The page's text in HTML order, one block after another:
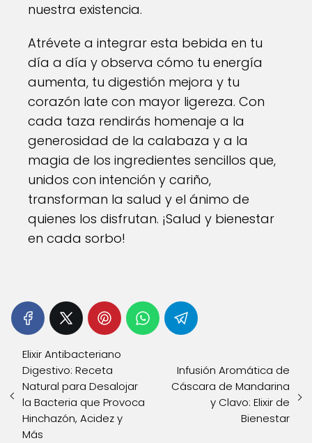
nuestra existencia.
Atrévete a integrar esta bebida en tu
día a día y observa cómo tu energía
aumenta, tu digestión mejora y tu
corazón late con mayor ligereza. Con
cada taza rendirás homenaje a la
generosidad de la calabaza y a la
magia de los ingredientes sencillos que,
unidos con intención y cariño,
transforman la salud y el ánimo de
quienes los disfrutan. ¡Salud y bienestar
en cada sorbo!
Elixir Antibacteriano
Digestivo: Receta
Natural para Desalojar
la Bacteria que Provoca
Hinchazón, Acidez y
Más
Infusión Aromática de
Cáscara de Mandarina
y Clavo: Elixir de
Bienestar